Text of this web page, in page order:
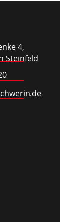
4,
Steinfeld